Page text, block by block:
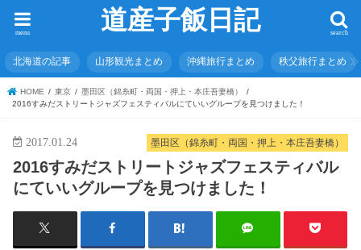
道産子飯日記 search
menu
北海道の記事 山形観光まとめ 沖縄旅行まとめ 秩父旅行まとめ
HOME 東京
墨田区（錦糸町・両国・押上・本庄吾妻橋）
2016すみだストリートジャズフェスティバルにていいグループを見つけました！
墨田区（錦糸町・両国・押上・本庄吾妻橋）
2017.01.24
2016すみだストリートジャズフェスティバル
にていいグループを見つけました！